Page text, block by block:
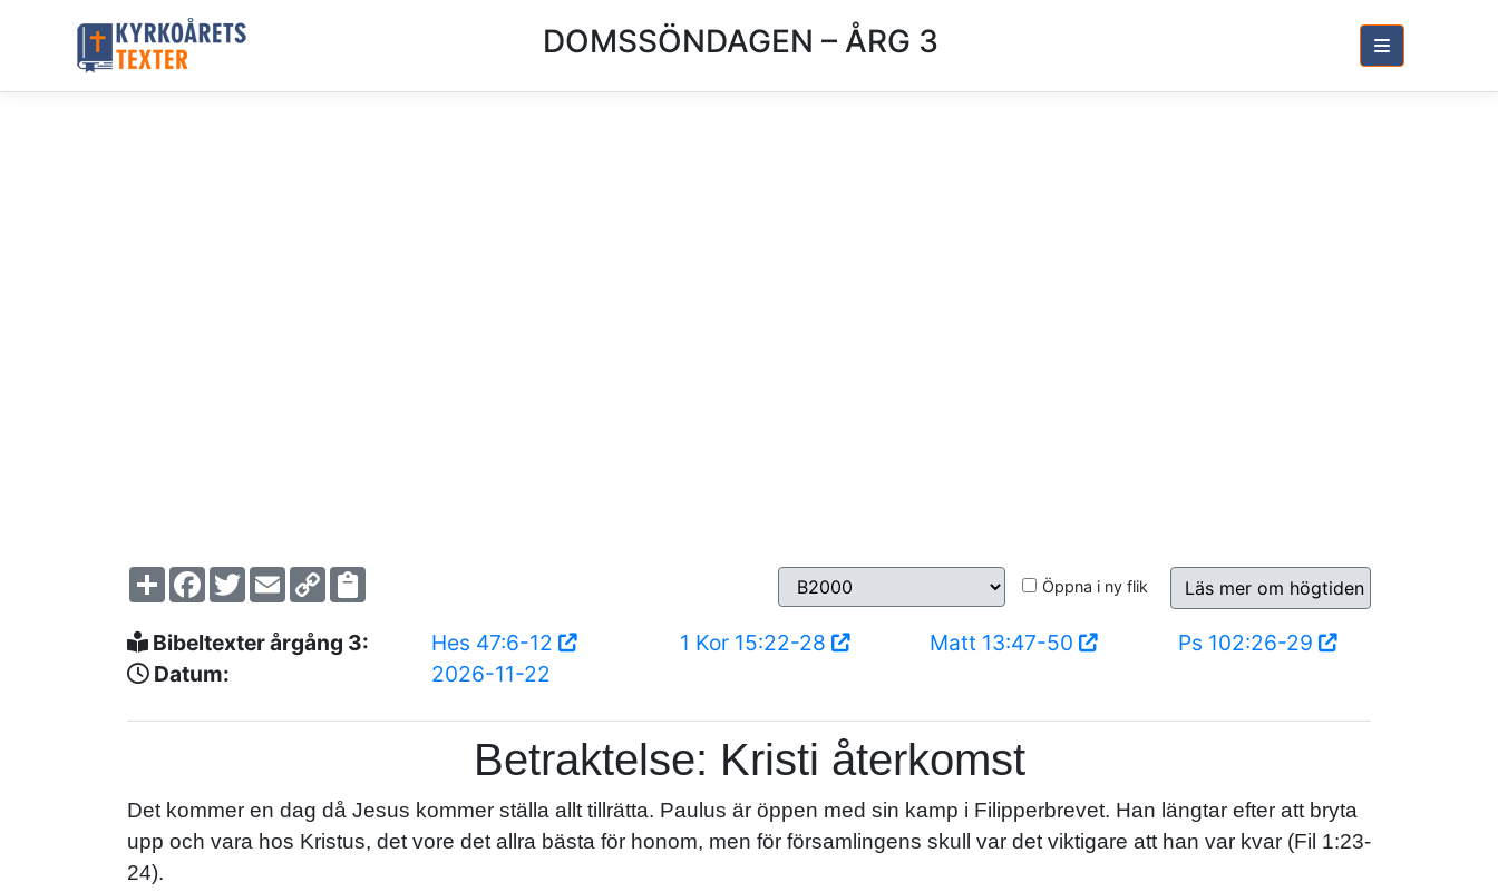
DOMSSÖNDAGEN – ÅRG 3
ShareFacebook
TwitterEmailCopy
Link Öppna i ny flik Läs mer om högtiden
Bibeltexter årgång 3: Hes 47:6-12 1 Kor 15:22-28 Matt 13:47-50
Ps 102:26-29
Datum:
2026-11-22
Betraktelse: Kristi återkomst
Det kommer en dag då Jesus kommer ställa allt tillrätta. Paulus är öppen med sin kamp i Filipperbrevet. Han längtar efter att bryta
upp och vara hos Kristus, det vore det allra bästa för honom, men för församlingens skull var det viktigare att han var kvar (Fil 1:23-
24).